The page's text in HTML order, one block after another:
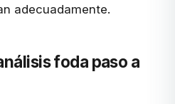
adecuadamente.
foda paso a